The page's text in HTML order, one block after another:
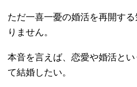
ただ一喜一憂の婚活を再開す
りません。
本音を言えば、恋愛や婚活と
て結婚したい。